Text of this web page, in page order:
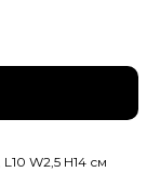
W2,5 H14 см